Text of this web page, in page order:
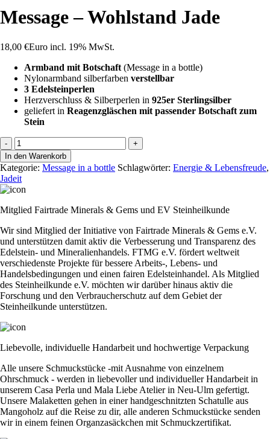
Message – Wohlstand Jade
18,00 €Euro incl. 19% MwSt.
Armband mit Botschaft (Message in a bottle)
Nylonarmband silberfarben verstellbar
3 Edelsteinperlen
Herzverschluss & Silberperlen in 925er Sterlingsilber
geliefert in Reagenzgläschen mit passender Botschaft zum
Stein
-
Message
-
Wohlstand
Jade
Menge
+
In den Warenkorb
Kategorie: Message in a bottle Schlagwörter: Energie & Lebensfreude,
Jadeit
Mitglied Fairtrade Minerals & Gems und EV Steinheilkunde
Wir sind Mitglied der Initiative von Fairtrade Minerals & Gems e.V.
und unterstützen damit aktiv die Verbesserung und Transparenz des
Edelstein- und Mineralienhandels. FTMG e.V. fördert weltweit
verschiedenste Projekte für bessere Arbeits-, Lebens- und
Handelsbedingungen und einen fairen Edelsteinhandel. Als Mitglied
des Steinheilkunde e.V. möchten wir darüber hinaus aktiv die
Forschung und den Verbraucherschutz auf dem Gebiet der
Steinheilkunde unterstützen.
Liebevolle, individuelle Handarbeit und hochwertige Verpackung
Alle unsere Schmuckstücke -mit Ausnahme von einzelnem
Ohrschmuck - werden in liebevoller und individueller Handarbeit in
unserem Casa Perla und Mala Liebe Atelier in Neu-Ulm gefertigt.
Unsere Malaketten gehen in einer handgeschnitzten Schatulle aus
Mangoholz auf die Reise zu dir, alle anderen Schmuckstücke senden
wir in einem feinen Organzasäckchen mit Schmuckzertifikat.